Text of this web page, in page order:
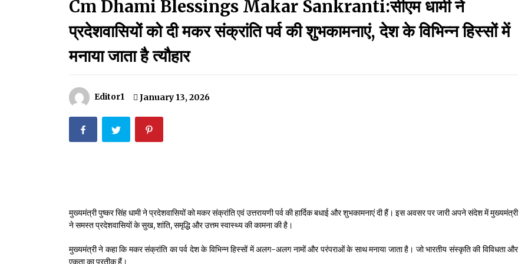
मदरसों का नाम अब्दुल कलाम के नाम पर रखने की घोषणा
December 18, 2023
September 7, 2023
Thought Of The Day 18 May
May 18, 2022
Thought Of The Day 14 May
Cm Dhami Blessings Makar Sankranti:सीएम धामी ने
प्रदेशवासियों को दी मकर संक्रांति पर्व की शुभकामनाएं, देश के विभिन्न हिस्सों में
मनाया जाता है त्यौहार
Editor1 January 13, 2026
मुख्यमंत्री पुष्कर सिंह धामी ने प्रदेशवासियों को मकर संक्रांति एवं उत्तरायणी पर्व की हार्दिक बधाई और शुभकामनाएं दी हैं। इस अवसर पर जारी अपने संदेश में मुख्यमंत्री
ने समस्त प्रदेशवासियों के सुख, शांति, समृद्धि और उत्तम स्वास्थ्य की कामना की है।
मुख्यमंत्री ने कहा कि मकर संक्रांति का पर्व देश के विभिन्न हिस्सों में अलग-अलग नामों और परंपराओं के साथ मनाया जाता है। जो भारतीय संस्कृति की विविधता और
एकता का प्रतीक हैं।